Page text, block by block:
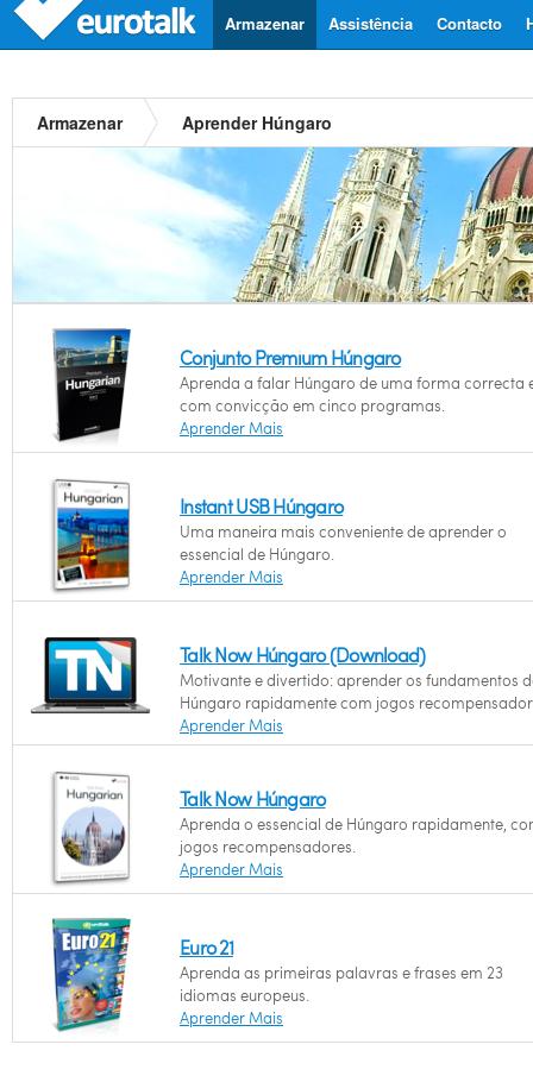
Contacto
Assistência
Armazenar
Armazenar Aprender Húngaro
Conjunto Premium Húngaro
Aprenda a falar Húngaro de uma forma correcta
com convicção em cinco programas.
Aprender Mais
Instant USB Húngaro
Uma maneira mais conveniente de aprender o
essencial de Húngaro.
Aprender Mais
Talk Now Húngaro (Download)
Motivante e divertido: aprender os fundamentos
Húngaro rapidamente com jogos
Aprender Mais
Talk Now Húngaro
Aprenda o essencial de Húngaro rapidamente,
jogos recompensadores.
Aprender Mais
Euro 21
Aprenda as primeiras palavras e frases em 23
idiomas europeus.
Aprender Mais